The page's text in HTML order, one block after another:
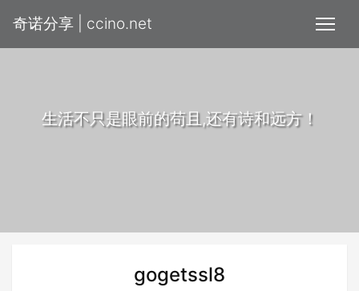
奇诺分享 | ccino.net
生活不只是眼前的苟且,还有诗和远方！
gogetssl8